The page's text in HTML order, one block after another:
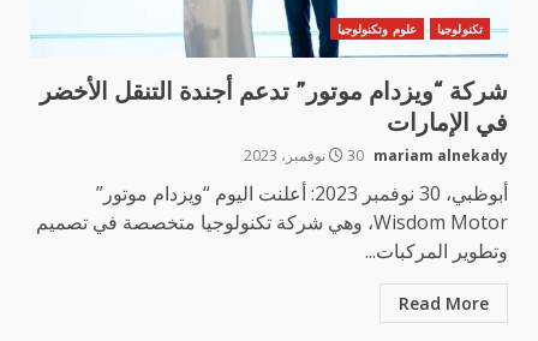
تكنولوجيا علوم وتكنولوجيا
شركة “ويزدام موتور” تدعم أجندة التنقل الأخضر
في الإمارات
mariam alnekady 30 نوفمبر، 2023
أبوظبي، 30 نوفمبر 2023: أعلنت اليوم “ويزدام موتور”
Wisdom Motor، وهي شركة تكنولوجيا متخصصة في تصميم
وتطوير المركبات...
Read More